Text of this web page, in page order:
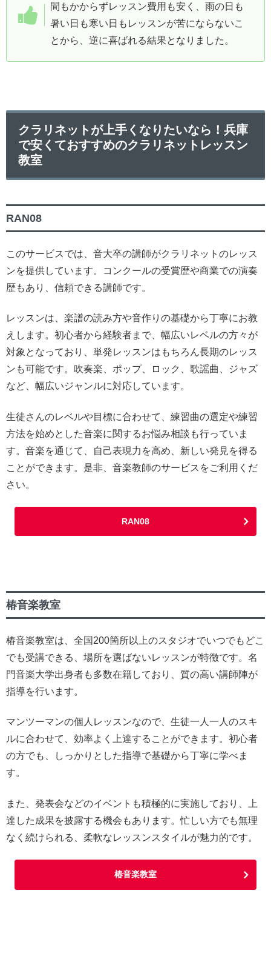
間もかからずレッスン費用も安く、雨の日も
暑い日も寒い日もレッスンが苦にならないこ
とから、逆に喜ばれる結果となりました。
クラリネットが上手くなりたいなら！兵庫
で安くておすすめのクラリネットレッスン
教室
RAN08
このサービスでは、音大卒の講師がクラリネットのレッス
ンを提供しています。コンクールの受賞歴や商業での演奏
歴もあり、信頼できる講師です。
レッスンは、楽譜の読み方や音作りの基礎から丁寧にお教
えします。初心者から経験者まで、幅広いレベルの方々が
対象となっており、単発レッスンはもちろん長期のレッス
ンも可能です。吹奏楽、ポップ、ロック、歌謡曲、ジャズ
など、幅広いジャンルに対応しています。
生徒さんのレベルや目標に合わせて、練習曲の選定や練習
方法を始めとした音楽に関するお悩み相談も行っていま
す。音楽を通じて、自己表現力を高め、新しい発見を得る
ことができます。是非、音楽教師のサービスをご利用くだ
さい。
RAN08
椿音楽教室
椿音楽教室は、全国200箇所以上のスタジオでいつでもどこ
でも受講できる、場所を選ばないレッスンが特徴です。名
門音楽大学出身者も多数在籍しており、質の高い講師陣が
指導を行います。
マンツーマンの個人レッスンなので、生徒一人一人のスキ
ルに合わせて、効率よく上達することができます。初心者
の方でも、しっかりとした指導で基礎から丁寧に学べま
す。
また、発表会などのイベントも積極的に実施しており、上
達した成果を披露する機会もあります。忙しい方でも無理
なく続けられる、柔軟なレッスンスタイルが魅力的です。
椿音楽教室